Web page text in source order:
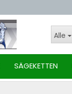
Alle
SÄGEKETTEN